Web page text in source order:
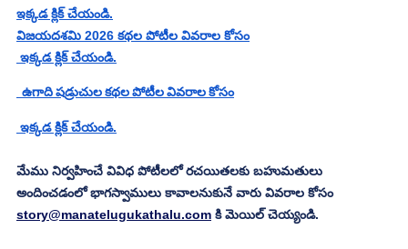
ఇక్కడ క్లిక్ చేయండి.
విజయదశమి 2026 కథల పోటీల వివరాల కోసం
ఇక్కడ క్లిక్ చేయండి.
ఉగాది షడ్రుచుల కథల పోటీల వివరాల కోసం
ఇక్కడ క్లిక్ చేయండి.
మేము నిర్వహించే వివిధ పోటీలలో రచయితలకు బహుమతులు
అందించడంలో భాగస్వాములు కావాలనుకునే వారు వివరాల కోసం
story@manatelugukathalu.com కి మెయిల్ చెయ్యండి.